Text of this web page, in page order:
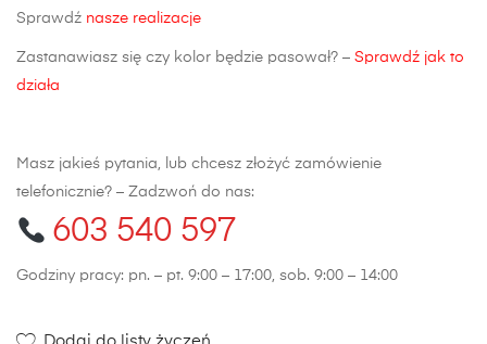
Sprawdź nasze realizacje
Zastanawiasz się czy kolor będzie pasował? – Sprawdź jak to
działa
Masz jakieś pytania, lub chcesz złożyć zamówienie
telefonicznie? – Zadzwoń do nas:
603 540 597
Godziny pracy: pn. – pt. 9:00 – 17:00, sob. 9:00 – 14:00